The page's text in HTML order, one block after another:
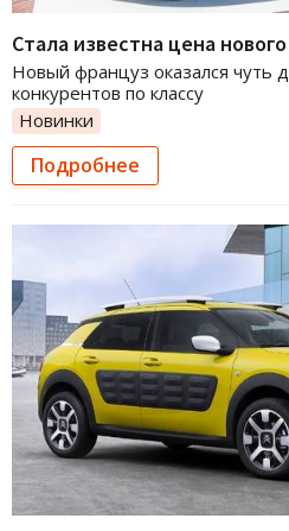
Cтала известна цена
Новый француз оказался чуть
конкурентов по классу
Новинки
Подробнее